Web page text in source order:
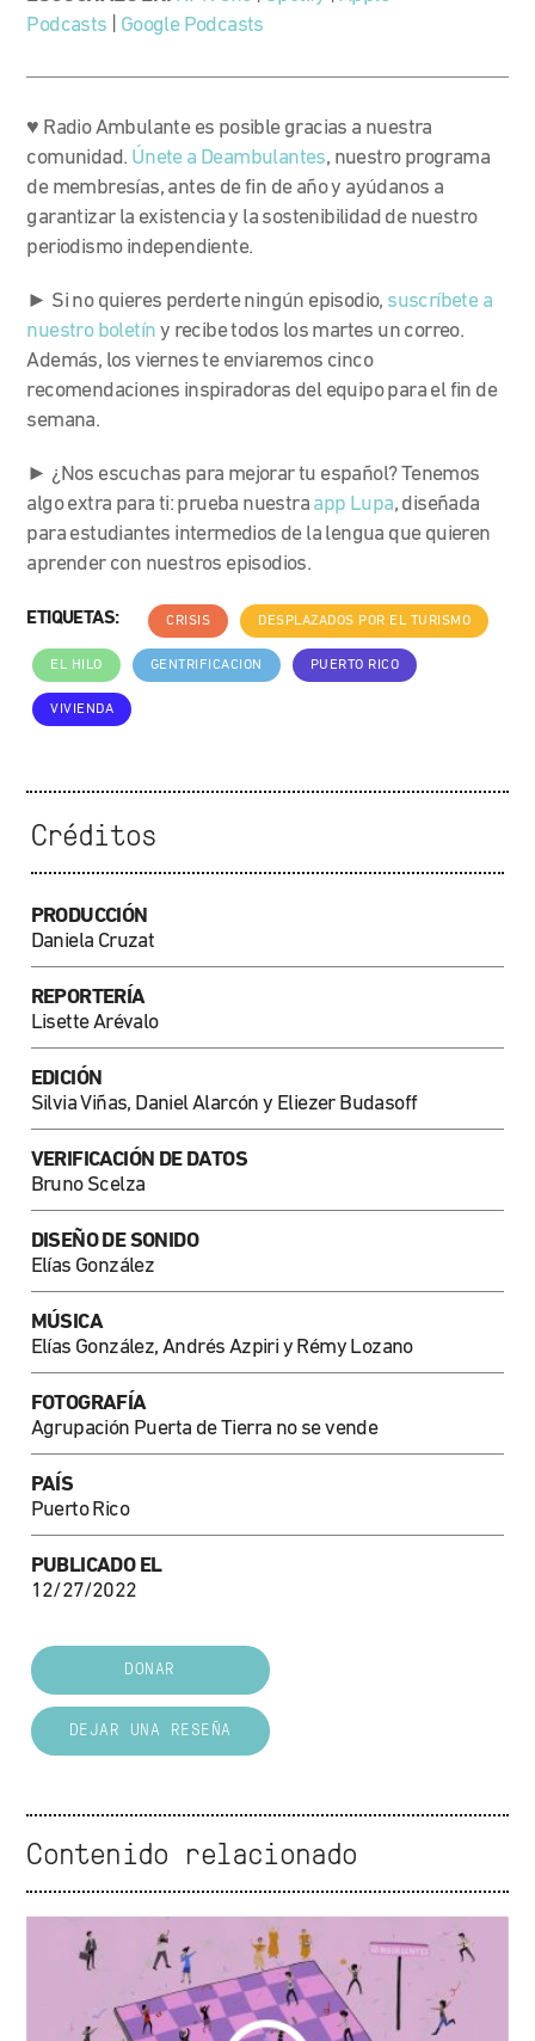
Podcasts
Google Podcasts
♥ Radio Ambulante es posible gracias a nuestra
comunidad. Únete a Deambulantes, nuestro programa
de membresías, antes de fin de año y ayúdanos a
garantizar la existencia y la sostenibilidad de nuestro
periodismo independiente.
► Si no quieres perderte ningún episodio, suscríbete a
nuestro boletín y recibe todos los martes un correo.
Además, los viernes te enviaremos cinco
recomendaciones inspiradoras del equipo para el fin de
semana.
► ¿Nos escuchas para mejorar tu español? Tenemos
algo extra para ti: prueba nuestra app Lupa, diseñada
para estudiantes intermedios de la lengua que quieren
aprender con nuestros episodios.
ETIQUETAS: CRISIS DESPLAZADOS POR EL TURISMO
EL HILO GENTRIFICACION PUERTO RICO
VIVIENDA
Créditos
PRODUCCIÓN
Daniela Cruzat
REPORTERÍA
Lisette Arévalo
EDICIÓN
Silvia Viñas, Daniel Alarcón y Eliezer Budasoff
VERIFICACIÓN DE DATOS
Bruno Scelza
DISEÑO DE SONIDO
Elías González
MÚSICA
Elías González, Andrés Azpiri y Rémy Lozano
FOTOGRAFÍA
Agrupación Puerta de Tierra no se vende
PAÍS
Puerto Rico
PUBLICADO EL
12/27/2022
DONAR
DEJAR UNA RESEÑA
Contenido relacionado